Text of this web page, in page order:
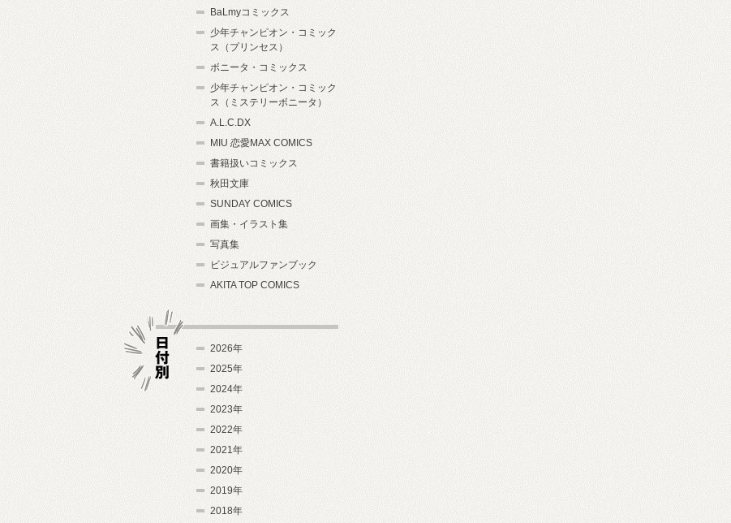
BaLmyコミックス
少年チャンピオン・コミック
ス（プリンセス）
ボニータ・コミックス
少年チャンピオン・コミック
ス（ミステリーボニータ）
A.L.C.DX
MIU 恋愛MAX COMICS
書籍扱いコミックス
秋田文庫
SUNDAY COMICS
画集・イラスト集
写真集
ビジュアルファンブック
AKITA TOP COMICS
2026年
2025年
2024年
2023年
2022年
2021年
2020年
2019年
2018年